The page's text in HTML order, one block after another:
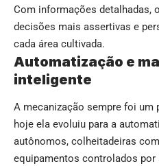
Com informações detalhadas,
decisões mais assertivas e
cada área cultivada.
Automatização e
inteligente
A mecanização sempre foi um
hoje ela evoluiu para a
autônomos, colheitadeiras
equipamentos controlados